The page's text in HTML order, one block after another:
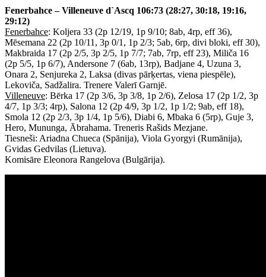
Fenerbahce – Villeneuve d`Ascq 106:73 (28:27, 30:18, 19:16,
29:12)
Fenerbahce: Koljera 33 (2p 12/19, 1p 9/10; 8ab, 4rp, eff 36),
Mēsemana 22 (2p 10/11, 3p 0/1, 1p 2/3; 5ab, 6rp, divi bloki, eff 30),
Makbraida 17 (2p 2/5, 3p 2/5, 1p 7/7; 7ab, 7rp, eff 23), Miliča 16
(2p 5/5, 1p 6/7), Andersone 7 (6ab, 13rp), Badjane 4, Uzuna 3,
Onara 2, Senjureka 2, Laksa (divas pārķertas, viena piespēle),
Lekoviča, Sadžalira. Trenere Valerī Garnjē.
Villeneuve: Bērka 17 (2p 3/6, 3p 3/8, 1p 2/6), Zelosa 17 (2p 1/2, 3p
4/7, 1p 3/3; 4rp), Salona 12 (2p 4/9, 3p 1/2, 1p 1/2; 9ab, eff 18),
Smola 12 (2p 2/3, 3p 1/4, 1p 5/6), Diabi 6, Mbaka 6 (5rp), Guje 3,
Hero, Mununga, Ābrahama. Treneris Rašids Mezjane.
Tiesneši: Ariadna Chueca (Spānija), Viola Gyorgyi (Rumānija),
Gvidas Gedvilas (Lietuva).
Komisāre Eleonora Rangelova (Bulgārija).